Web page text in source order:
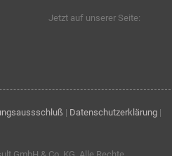
Jetzt auf unserer Seite:
| Datenschutzerklärung |